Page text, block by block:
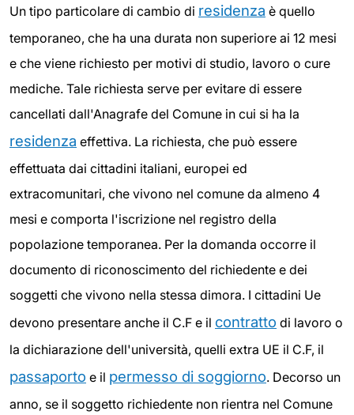
Un tipo particolare di cambio di residenza è quello
temporaneo, che ha una durata non superiore ai 12 mesi
e che viene richiesto per motivi di studio, lavoro o cure
mediche. Tale richiesta serve per evitare di essere
cancellati dall'Anagrafe del Comune in cui si ha la
residenza effettiva. La richiesta, che può essere
effettuata dai cittadini italiani, europei ed
extracomunitari, che vivono nel comune da almeno 4
mesi e comporta l'iscrizione nel registro della
popolazione temporanea. Per la domanda occorre il
documento di riconoscimento del richiedente e dei
soggetti che vivono nella stessa dimora. I cittadini Ue
devono presentare anche il C.F e il contratto di lavoro o
la dichiarazione dell'università, quelli extra UE il C.F, il
passaporto e il permesso di soggiorno. Decorso un
anno, se il soggetto richiedente non rientra nel Comune